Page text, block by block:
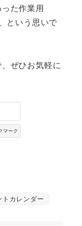
た作業用
という思いで
ぜひお気軽に
マーク
トカレンダー